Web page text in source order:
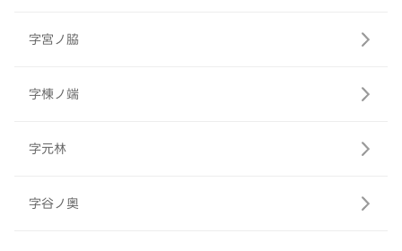
字宮ノ脇
字棟ノ端
字元林
字谷ノ奥